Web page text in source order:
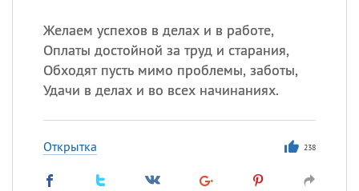
Желаем успехов в делах и в работе,
Оплаты достойной за труд и старания,
Обходят пусть мимо проблемы, заботы,
Удачи в делах и во всех начинаниях.
Открытка 238